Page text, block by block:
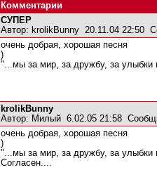
Комментарии
СУПЕР
Автор: krolikBunny 20.11.04 22:50
очень добрая, хорошая песня
)
"...мы за мир, за дружбу, за улыбки
krolikBunny
Автор: Милый 6.02.05 21:58
очень добрая, хорошая песня
)
"...мы за мир, за дружбу, за улыбки
Согласен....